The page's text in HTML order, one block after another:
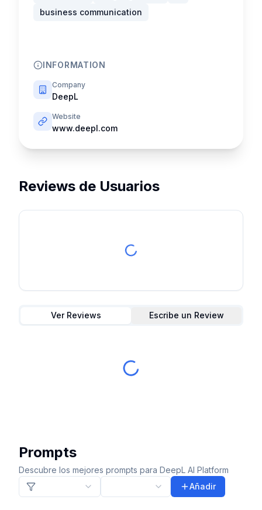
business communication
INFORMATION
Company
DeepL
Website
www.deepl.com
Reviews de Usuarios
Ver Reviews Escribe un Review
Prompts
Descubre los mejores prompts para DeepL AI Platform
Añadir